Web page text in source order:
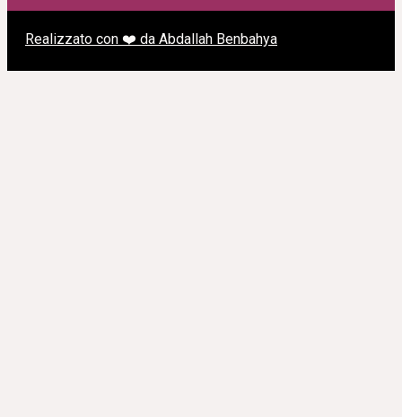
Realizzato con ❤️ da Abdallah Benbahya